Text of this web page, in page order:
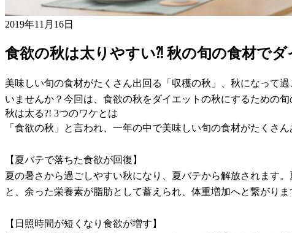
2019年11月16日
食欲の秋は太りやすい⁈ 秋の旬の食材でダ
美味しい旬の食材がたくさん出回る「収穫の秋」、秋になって
いませんか？今回は、食欲の秋をダイエットの秋にするための旬
秋は太る?! 3つのワケとは
「食欲の秋」と言われ、一年の中で美味しい旬の食材がたくさ
【夏バテで落ちた食欲が回復】
夏の暑さから過ごしやすい秋になり、夏バテから解放されます
と、余った栄養素が脂肪として蓄えられ、体重増加へと繋がりま
【日照時間が短くなり食欲が増す】